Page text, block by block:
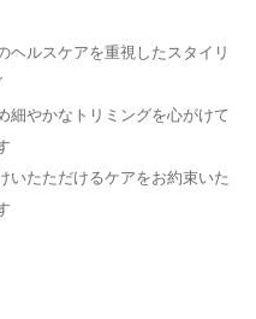
ヘルスケアを重視したスタイリ
細やかなトリミングを心がけて
いたただけるケアをお約束いた